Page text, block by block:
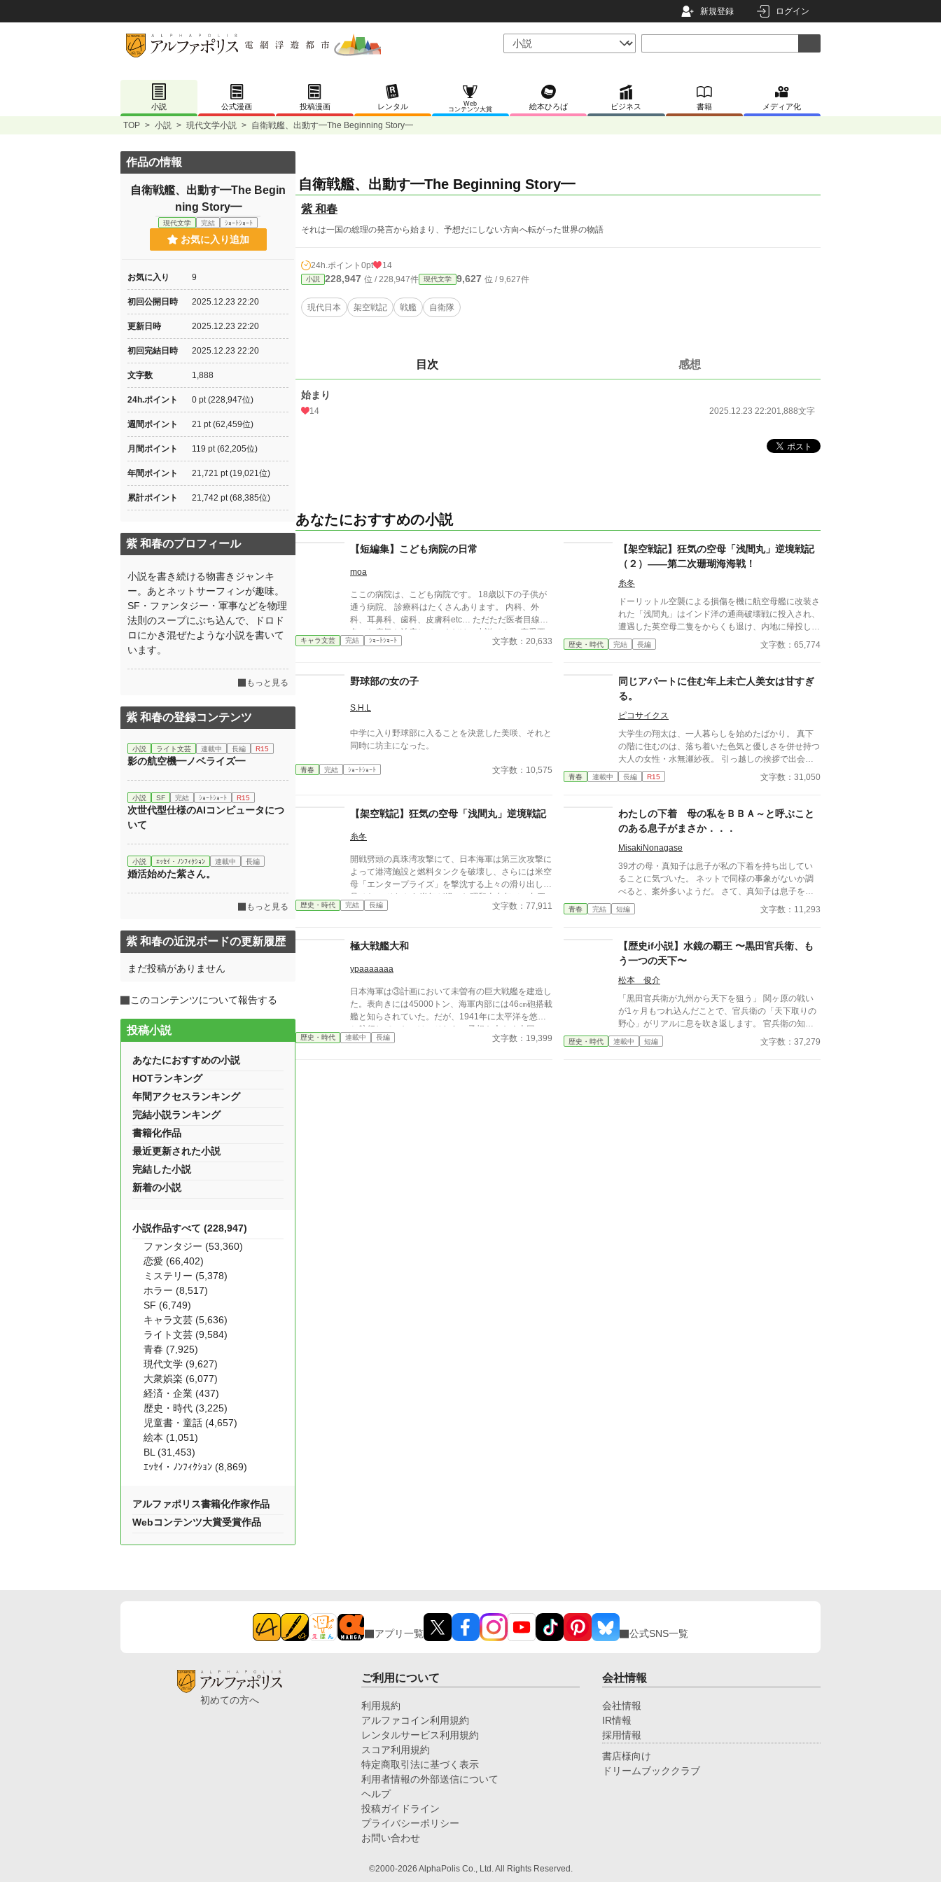
新規登録 ログイン
小説 公式漫画 投稿漫画 レンタル
Web
コンテンツ大賞
絵本ひろば ビジネス 書籍 メディア化
TOP > 小説 > 現代文学小説 > 自衛戦艦、出動す━The Beginning Story━
自衛戦艦、出動す━The Beginning Story━
紫 和春
それは一国の総理の発言から始まり、予想だにしない方向へ転がった世界の物語
24h.ポイント 0pt 14
小説 228,947 位 / 228,947件 現代文学 9,627 位 / 9,627件
現代日本 架空戦記 戦艦 自衛隊
目次 感想
始まり
14 2025.12.23 22:201,888文字
あなたにおすすめの小説
【短編集】こども病院の日常
moa
ここの病院は、こども病院です。 18歳以下の子供が
通う病院、 診療科はたくさんあります。 内科、外
科、耳鼻科、歯科、皮膚科etc… ただただ医者目線で
色々な病気を治療していくだけの小説です。 恋愛要
素などは一切ありません。 密着病院24時！的な感じ
いな方は読むのをお控えください。 歯科以外の医療
ださい。
キャラ文芸 完結 ｼｮｰﾄｼｮｰﾄ 文字数：20,633
【架空戦記】狂気の空母「浅間丸」逆境戦記
（２）――第二次珊瑚海海戦！
糸冬
ドーリットル空襲による損傷を機に航空母艦に改装さ
れた「浅間丸」はインド洋の通商破壊戦に投入され、
遭遇した英空母二隻をからくも退け、内地に帰投し
た。 補給と整備の後、輸送船団を護衛してトラック
島へと赴いた「浅間丸」に新たな任務が与えられる。
発した大輸送船団を攻撃し、米空母機動部隊を誘い出
すという重要かつ危険な役回りである。 しかし、米
軍の動きは連合艦隊司令部の予測を超えたものだった
——！ 油圧式射出機を装備し、群青色の飛行甲板を
持つ異形の空母「浅間丸」の戦いが再び始まる。 ※
過去作「炎立つ真珠湾」と世界観を共有した内容とな
ります。
歴史・時代 完結 長編 文字数：65,774
野球部の女の子
S.H.L
中学に入り野球部に入ることを決意した美咲、それと
同時に坊主になった。
青春 完結 ｼｮｰﾄｼｮｰﾄ 文字数：10,575
同じアパートに住む年上未亡人美女は甘すぎ
る。
ピコサイクス
大学生の翔太は、一人暮らしを始めたばかり。 真下
の階に住むのは、落ち着いた色気と優しさを併せ持つ
大人の女性・水無瀬紗夜。 引っ越しの挨拶で出会っ
た瞬間、翔太は心を奪われてしまう。 偶然にもアル
バイト先のスーパーで再会した彼女は、翔太をすぐに
る日の仕事帰り、ふたりで過ごす時間が増えていき―
―そして気づけば紗夜の部屋でご飯をご馳走になるほ
ど親密に。 優しくて穏やかで――その色気に触れる
たび、翔太の心は揺れていく。 大人の女性と大学
生、甘くちょっぴり刺激的な同居生活（？）がはじま
る。
青春 連載中 長編 R15 文字数：31,050
【架空戦記】狂気の空母「浅間丸」逆境戦記
糸冬
開戦劈頭の真珠湾攻撃にて、日本海軍は第三次攻撃に
よって港湾施設と燃料タンクを破壊し、さらには米空
母「エンタープライズ」を撃沈する上々の滑り出しを
見せた。 それから半年が経った昭和十七年（一九四
二年）六月。三菱長崎造船所第三ドックに、一隻のフ
る。 ドーリットル空襲によってディーゼル機関を損
たため凍結された計画を復活させ、特設航空母艦とし
珠湾」と世界観を共有した内容となります。
歴史・時代 完結 長編 文字数：77,911
わたしの下着 母の私をＢＢＡ～と呼ぶこと
のある息子がまさか．．．
MisakiNonagase
39才の母・真知子は息子が私の下着を持ち出してい
ることに気づいた。 ネットで同様の事象がないか調
べると、案外多いようだ。 さて、真知子は息子を問
い詰める？ それとも気づかないふりを続けてあげる
青春 完結 短編 文字数：11,293
極大戦艦大和
ypaaaaaaa
日本海軍は③計画において未曽有の巨大戦艦を建造し
た。表向きには45000トン、海軍内部には46㎝砲搭載
艦と知らされていた。だが、1941年に太平洋を悠々
と航行していたのは、それらの予想を大きく上回
る”極大戦艦”であった…
歴史・時代 連載中 長編 文字数：19,399
【歴史if小説】水鏡の覇王 〜黒田官兵衛、も
う一つの天下〜
松本 俊介
「黒田官兵衛が九州から天下を狙う」 関ヶ原の戦い
が1ヶ月もつれ込んだことで、官兵衛の「天下取りの
野心」がリアルに息を吹き返します。 官兵衛の知
略、加藤清正や島津との駆け引き、そして豊臣秀頼を
擁した「九州王国」の建国から徳川家康との決戦など
歴史・時代 連載中 短編 文字数：37,279
作品の情報
自衛戦艦、出動す━The Begin
ning Story━
現代文学 完結 ｼｮｰﾄｼｮｰﾄ
お気に入り追加
お気に入り 9
初回公開日時 2025.12.23 22:20
更新日時 2025.12.23 22:20
初回完結日時 2025.12.23 22:20
文字数 1,888
24h.ポイント 0 pt (228,947位)
週間ポイント 21 pt (62,459位)
月間ポイント 119 pt (62,205位)
年間ポイント 21,721 pt (19,021位)
累計ポイント 21,742 pt (68,385位)
紫 和春のプロフィール
小説を書き続ける物書きジャンキ
ー。あとネットサーフィンが趣味。
SF・ファンタジー・軍事などを物理
法則のスープにぶち込んで、ドロド
ロにかき混ぜたような小説を書いて
います。
もっと見る
紫 和春の登録コンテンツ
小説 ライト文芸 連載中 長編 R15
影の航空機━ノベライズ━
小説 SF 完結 ｼｮｰﾄｼｮｰﾄ R15
次世代型仕様のAIコンピュータにつ
いて
小説 ｴｯｾｲ・ﾉﾝﾌｨｸｼｮﾝ 連載中 長編
婚活始めた紫さん。
もっと見る
紫 和春の近況ボードの更新履歴
まだ投稿がありません
このコンテンツについて報告する
投稿小説
あなたにおすすめの小説
HOTランキング
年間アクセスランキング
完結小説ランキング
書籍化作品
最近更新された小説
完結した小説
新着の小説
小説作品すべて (228,947)
ファンタジー (53,360)
恋愛 (66,402)
ミステリー (5,378)
ホラー (8,517)
SF (6,749)
キャラ文芸 (5,636)
ライト文芸 (9,584)
青春 (7,925)
現代文学 (9,627)
大衆娯楽 (6,077)
経済・企業 (437)
歴史・時代 (3,225)
児童書・童話 (4,657)
絵本 (1,051)
BL (31,453)
ｴｯｾｲ・ﾉﾝﾌｨｸｼｮﾝ (8,869)
アルファポリス書籍化作家作品
Webコンテンツ大賞受賞作品
アプリ一覧 公式SNS一覧
初めての方へ
ご利用について
利用規約
アルファコイン利用規約
レンタルサービス利用規約
スコア利用規約
特定商取引法に基づく表示
利用者情報の外部送信について
ヘルプ
投稿ガイドライン
プライバシーポリシー
お問い合わせ
会社情報
会社情報
IR情報
採用情報
書店様向け
ドリームブッククラブ
©2000-2026 AlphaPolis Co., Ltd. All Rights Reserved.